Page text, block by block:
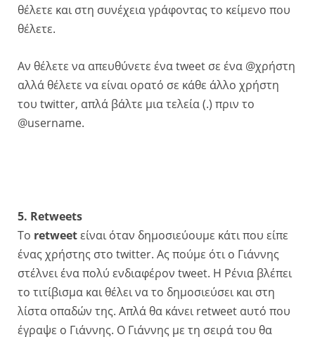
θέλετε και στη συνέχεια γράφοντας το κείμενο που
θέλετε.
Αν θέλετε να απευθύνετε ένα tweet σε ένα @χρήστη
αλλά θέλετε να είναι ορατό σε κάθε άλλο χρήστη
του twitter, απλά βάλτε μια τελεία (.) πριν το
@username.
5. Retweets
To retweetείναι όταν δημοσιεύουμε κάτι που είπε
ένας χρήστης στο twitter. Ας πούμε ότι ο Γιάννης
στέλνει ένα πολύ ενδιαφέρον tweet. H Ρένια βλέπει
το τιτίβισμα και θέλει να το δημοσιεύσει και στη
λίστα οπαδών της. Απλά θα κάνει retweet αυτό που
έγραψε ο Γιάννης. Ο Γιάννης με τη σειρά του θα